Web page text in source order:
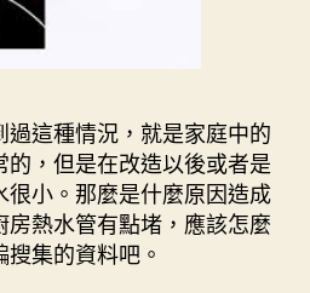
這種情況，就是家庭中的
，但是在改造以後或者是
小。那麼是什麼原因造成
熱水管有點堵，應該怎麼
集的資料吧。